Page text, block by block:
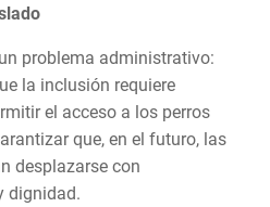
problema administrativo:
la inclusión requiere
el acceso a los perros
que, en el futuro, las
desplazarse con
dignidad.